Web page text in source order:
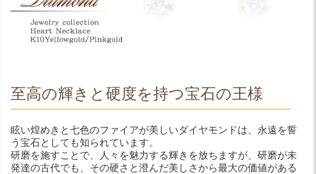
至高の輝きと硬度を持つ宝石の王様
眩い煌めきと七色のファイアが美しいダイヤモンドは、永遠を誓
う宝石としても知られています。
研磨を施すことで、人々を魅力する輝きを放ちますが、研磨が未
発達の古代でも、その硬さと澄んだ美しさから最大の価値がある